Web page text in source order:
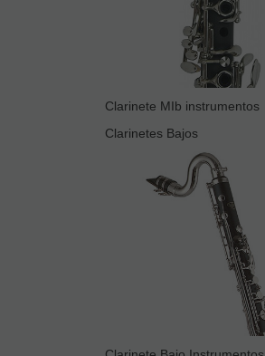
Clarinete MIb instrumentos
Clarinetes Bajos